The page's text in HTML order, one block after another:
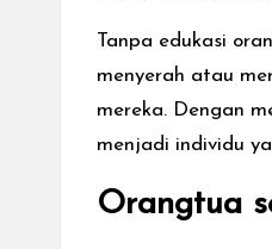
Tanpa edukasi
menyerah atau
mereka. Dengan
menjadi individu
Orangtua